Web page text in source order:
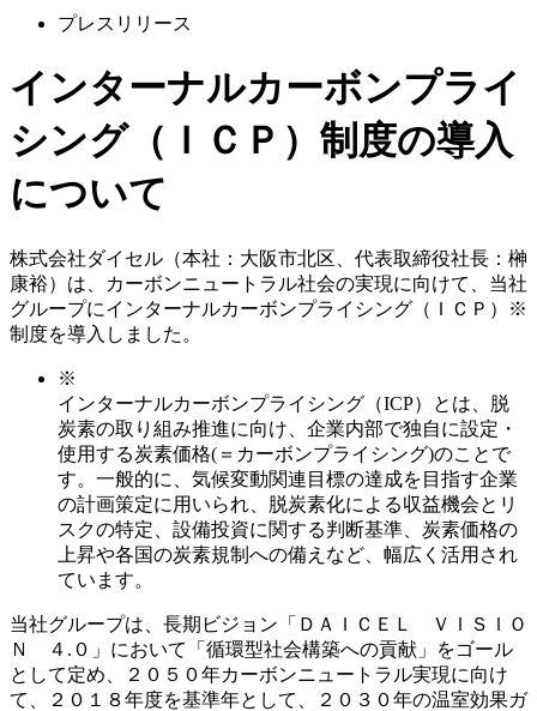
プレスリリース
インターナルカーボンプライ
シング（ＩＣＰ）制度の導入
について
株式会社ダイセル（本社：大阪市北区、代表取締役社長：榊
康裕）は、カーボンニュートラル社会の実現に向けて、当社
グループにインターナルカーボンプライシング（ＩＣＰ）※
制度を導入しました。
※
インターナルカーボンプライシング（ICP）とは、脱
炭素の取り組み推進に向け、企業内部で独自に設定・
使用する炭素価格(＝カーボンプライシング)のことで
す。一般的に、気候変動関連目標の達成を目指す企業
の計画策定に用いられ、脱炭素化による収益機会とリ
スクの特定、設備投資に関する判断基準、炭素価格の
上昇や各国の炭素規制への備えなど、幅広く活用され
ています。
当社グループは、長期ビジョン「ＤＡＩＣＥＬ ＶＩＳＩＯ
Ｎ ４.０」において「循環型社会構築への貢献」をゴール
として定め、２０５０年カーボンニュートラル実現に向け
て、２０１８年度を基準年として、２０３０年の温室効果ガ